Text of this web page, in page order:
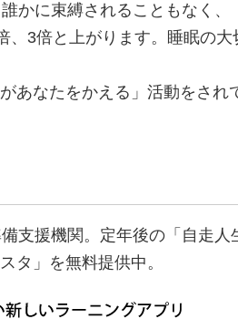
かに束縛されることもなく
3倍と上がります。睡眠の大
あなたをかえる」活動をさ
支援機関。定年後の「自走
タ」を無料提供中。